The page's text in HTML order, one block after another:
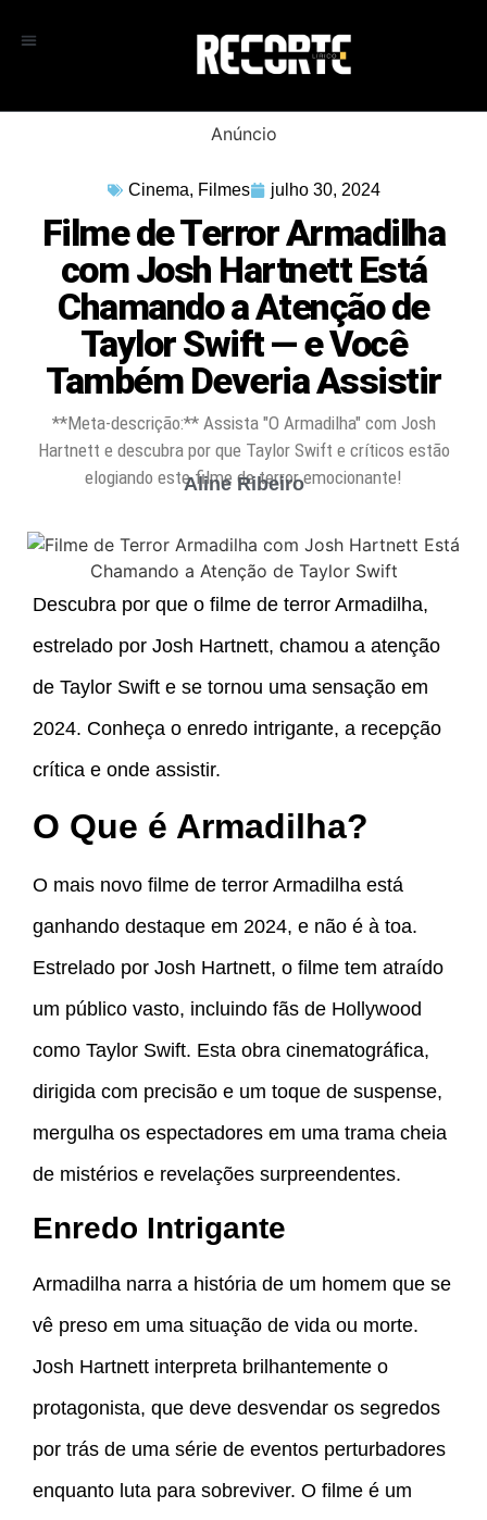
Anúncio
Cinema, Filmes julho 30, 2024
Filme de Terror Armadilha
com Josh Hartnett Está
Chamando a Atenção de
Taylor Swift — e Você
Também Deveria Assistir
**Meta-descrição:** Assista "O Armadilha" com Josh
Hartnett e descubra por que Taylor Swift e críticos estão
elogiando este filme de terror emocionante!
Aline Ribeiro
Descubra por que o filme de terror Armadilha,
estrelado por Josh Hartnett, chamou a atenção
de Taylor Swift e se tornou uma sensação em
2024. Conheça o enredo intrigante, a recepção
crítica e onde assistir.
O Que é Armadilha?
O mais novo filme de terror Armadilha está
ganhando destaque em 2024, e não é à toa.
Estrelado por Josh Hartnett, o filme tem atraído
um público vasto, incluindo fãs de Hollywood
como Taylor Swift. Esta obra cinematográfica,
dirigida com precisão e um toque de suspense,
mergulha os espectadores em uma trama cheia
de mistérios e revelações surpreendentes.
Enredo Intrigante
Armadilha narra a história de um homem que se
vê preso em uma situação de vida ou morte.
Josh Hartnett interpreta brilhantemente o
protagonista, que deve desvendar os segredos
por trás de uma série de eventos perturbadores
enquanto luta para sobreviver. O filme é um